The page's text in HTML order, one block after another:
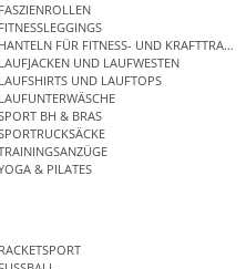
FASZIENROLLEN
FITNESSLEGGINGS
HANTELN FÜR FITNESS- UND
LAUFJACKEN UND LAUFWESTEN
LAUFSHIRTS UND LAUFTOPS
LAUFUNTERWÄSCHE
BH & BRAS
& PILATES
RACKETSPORT